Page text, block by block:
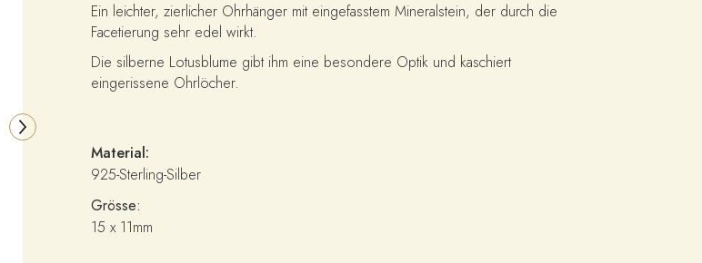
Ein leichter, zierlicher Ohrhänger mit eingefasstem Mineralstein, der durch die
Facetierung sehr edel wirkt.
Die silberne Lotusblume gibt ihm eine besondere Optik und kaschiert
eingerissene Ohrlöcher.
Material:
925-Sterling-Silber
Grösse:
15 x 11mm